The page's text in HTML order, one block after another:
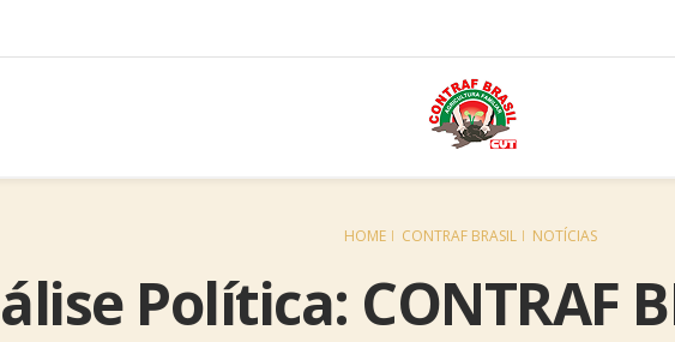
HOME CONTRAF BRASIL NOTÍCIAS
Política: CONTRAF